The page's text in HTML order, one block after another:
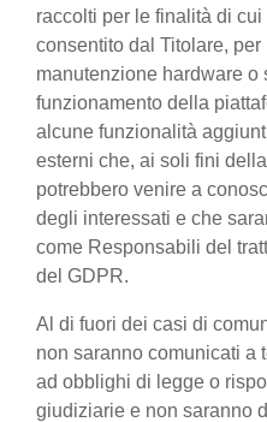
raccolti per le finalità di
consentito dal Titolare,
manutenzione hardware o
funzionamento della
alcune funzionalità
esterni che, ai soli fini
potrebbero venire a
degli interessati e che
come Responsabili del
del GDPR.
Al di fuori dei casi di
non saranno comunicati a
ad obblighi di legge o
giudiziarie e non saranno